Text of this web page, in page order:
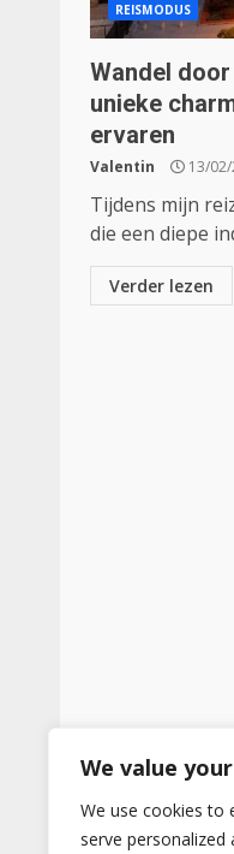
We value
We use cookies to
serve
REISMODUS
Wandel
unieke
ervaren
Valentin 13/
Tijdens mijn
die een diepe
Verder lezen